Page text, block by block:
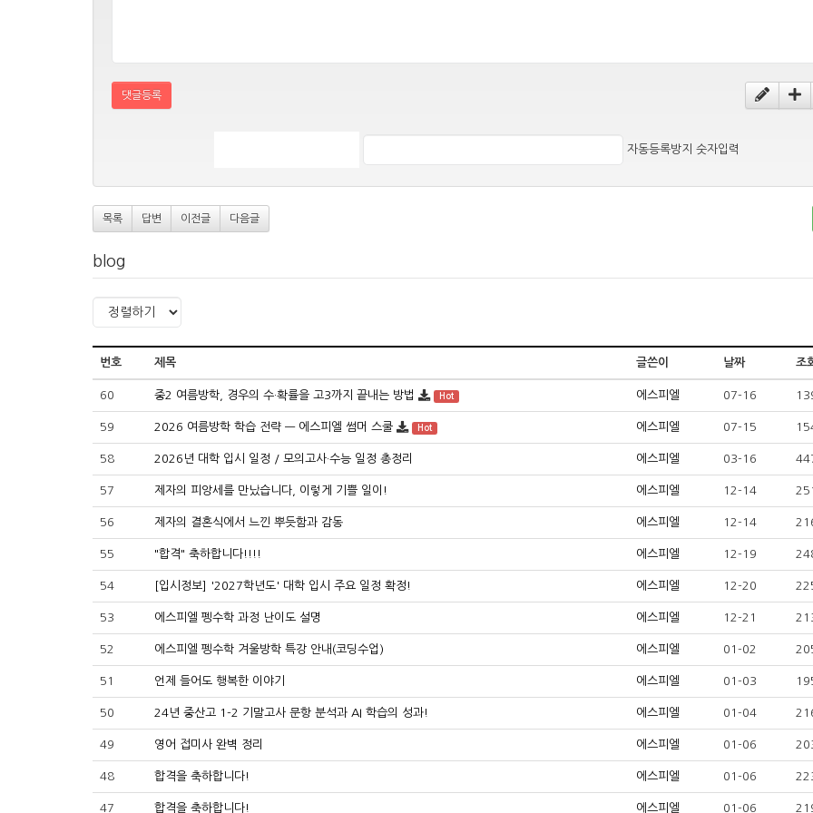
댓글등록
자동등록방지 숫자입력
목록 답변 이전글 다음글
blog
번호 제목 글쓴이 날짜 조
60 중2 여름방학, 경우의 수·확률을 고3까지 끝내는 방법 Hot 에스피엘 07-16
59 2026 여름방학 학습 전략 — 에스피엘 썸머 스쿨 Hot 에스피엘 07-15
58 2026년 대학 입시 일정 / 모의고사·수능 일정 총정리 에스피엘 03-16
57 제자의 피앙세를 만났습니다, 이렇게 기쁠 일이! 에스피엘 12-14
56 제자의 결혼식에서 느낀 뿌듯함과 감동 에스피엘 12-14
55 "합격" 축하합니다!!!! 에스피엘 12-19
54 [입시정보] '2027학년도' 대학 입시 주요 일정 확정! 에스피엘 12-20
53 에스피엘 펭수학 과정 난이도 설명 에스피엘 12-21
52 에스피엘 펭수학 겨울방학 특강 안내(코딩수업) 에스피엘 01-02
51 언제 들어도 행복한 이야기 에스피엘 01-03
50 24년 중산고 1-2 기말고사 문항 분석과 AI 학습의 성과! 에스피엘 01-04
49 영어 접미사 완벽 정리 에스피엘 01-06
48 합격을 축하합니다! 에스피엘 01-06
47 합격을 축하합니다! 에스피엘 01-06